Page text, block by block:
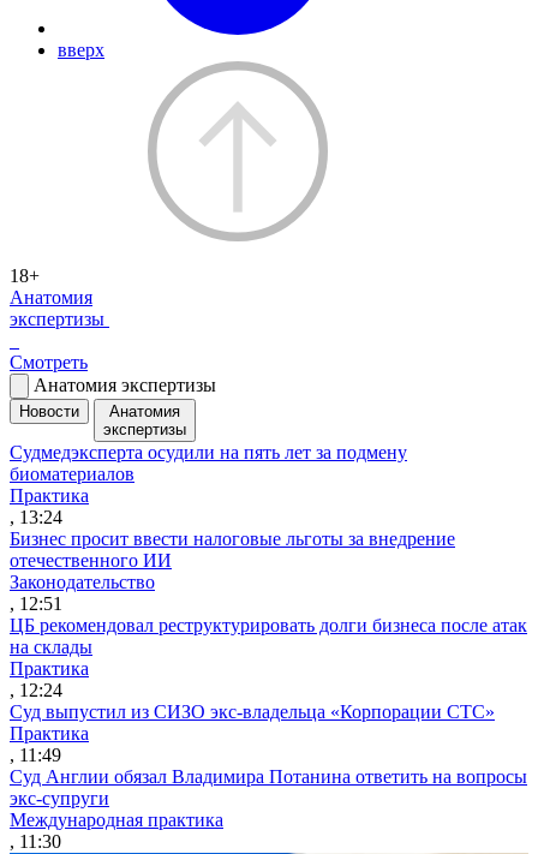
вверх
18+
Анатомия
экспертизы
Смотреть
Анатомия экспертизы
Новости
Анатомия
экспертизы
Судмедэксперта осудили на пять лет за подмену
биоматериалов
Практика
, 13:24
Бизнес просит ввести налоговые льготы за внедрение
отечественного ИИ
Законодательство
, 12:51
ЦБ рекомендовал реструктурировать долги бизнеса после атак
на склады
Практика
, 12:24
Суд выпустил из СИЗО экс-владельца «Корпорации СТС»
Практика
, 11:49
Суд Англии обязал Владимира Потанина ответить на вопросы
экс-супруги
Международная практика
, 11:30